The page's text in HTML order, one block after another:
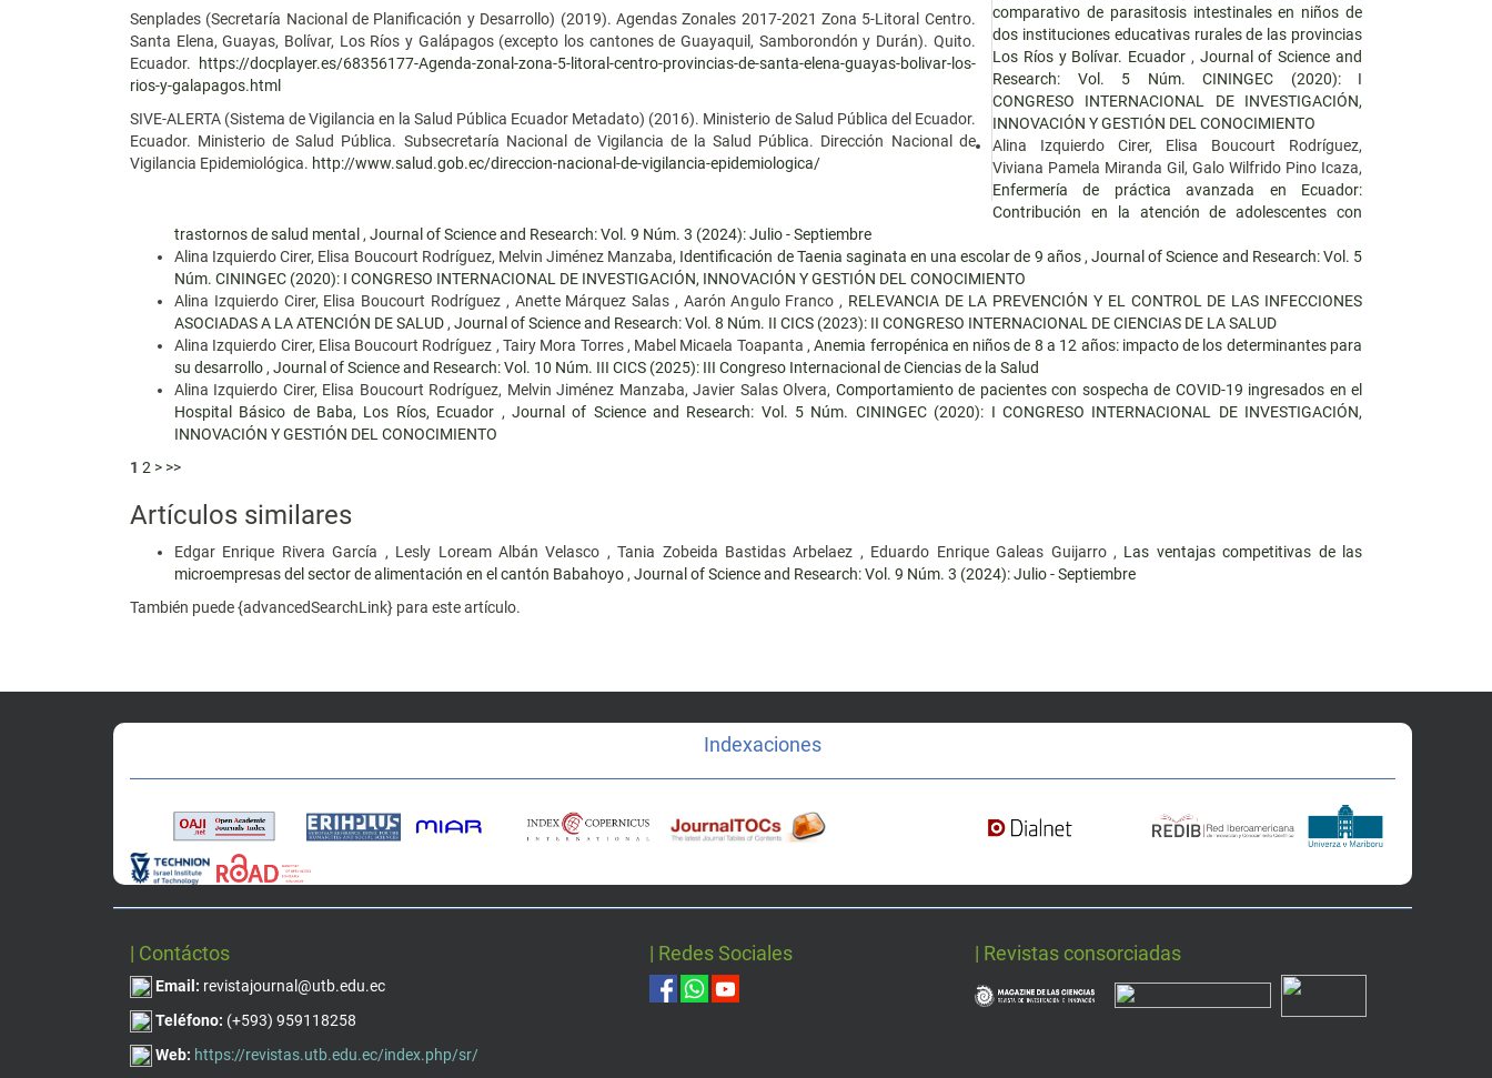
Senplades (Secretaría Nacional de Planificación y Desarrollo) (2019). Agendas Zonales 2017-2021 Zona 5-Litoral Centro.
Santa Elena, Guayas, Bolívar, Los Ríos y Galápagos (excepto los cantones de Guayaquil, Samborondón y Durán). Quito.
Ecuador.
https://docplayer.es/68356177-Agenda-zonal-zona-5-litoral-centro-provincias-de-santa-elena-guayas-bolivar-los-
rios-y-galapagos.html
SIVE-ALERTA (Sistema de Vigilancia en la Salud Pública Ecuador Metadato) (2016). Ministerio de Salud Pública del Ecuador.
Ecuador. Ministerio de Salud Pública. Subsecretaría Nacional de Vigilancia de la Salud Pública. Dirección Nacional de
Vigilancia Epidemiológica. http://www.salud.gob.ec/direccion-nacional-de-vigilancia-epidemiologica/
comparativo de parasitosis intestinales en niños de
dos instituciones educativas rurales de las provincias
Los Ríos y Bolívar. Ecuador , Journal of Science and
Research: Vol. 5 Núm. CININGEC (2020): I
CONGRESO INTERNACIONAL DE INVESTIGACIÓN,
INNOVACIÓN Y GESTIÓN DEL CONOCIMIENTO
Alina Izquierdo Cirer, Elisa Boucourt Rodríguez,
Viviana Pamela Miranda Gil, Galo Wilfrido Pino Icaza,
Enfermería de práctica avanzada en Ecuador:
Contribución en la atención de adolescentes con
trastornos de salud mental , Journal of Science and Research: Vol. 9 Núm. 3 (2024): Julio - Septiembre
Alina Izquierdo Cirer, Elisa Boucourt Rodríguez, Melvin Jiménez Manzaba, Identificación de Taenia saginata en una escolar de 9 años ,Journal of Science and Research: Vol. 5
Núm. CININGEC (2020): I CONGRESO INTERNACIONAL DE INVESTIGACIÓN, INNOVACIÓN Y GESTIÓN DEL CONOCIMIENTO
Alina Izquierdo Cirer, Elisa Boucourt Rodríguez , Anette Márquez Salas , Aarón Angulo Franco , RELEVANCIA DE LA PREVENCIÓN Y EL CONTROL DE LAS INFECCIONES
ASOCIADAS A LA ATENCIÓN DE SALUD , Journal of Science and Research: Vol. 8 Núm. II CICS (2023): II CONGRESO INTERNACIONAL DE CIENCIAS DE LA SALUD
Alina Izquierdo Cirer, Elisa Boucourt Rodríguez , Tairy Mora Torres , Mabel Micaela Toapanta ,Anemia ferropénica en niños de 8 a 12 años: impacto de los determinantes para
su desarrollo , Journal of Science and Research: Vol. 10 Núm. III CICS (2025): III Congreso Internacional de Ciencias de la Salud
Alina Izquierdo Cirer, Elisa Boucourt Rodríguez, Melvin Jiménez Manzaba, Javier Salas Olvera, Comportamiento de pacientes con sospecha de COVID-19 ingresados en el
Hospital Básico de Baba, Los Ríos, Ecuador , Journal of Science and Research: Vol. 5 Núm. CININGEC (2020): I CONGRESO INTERNACIONAL DE INVESTIGACIÓN,
INNOVACIÓN Y GESTIÓN DEL CONOCIMIENTO
1 2 > >>
Artículos similares
Edgar Enrique Rivera García , Lesly Loream Albán Velasco , Tania Zobeida Bastidas Arbelaez , Eduardo Enrique Galeas Guijarro , Las ventajas competitivas de las
microempresas del sector de alimentación en el cantón Babahoyo , Journal of Science and Research: Vol. 9 Núm. 3 (2024): Julio - Septiembre
También puede {advancedSearchLink} para este artículo.
Indexaciones
| Contáctos
Email: revistajournal@utb.edu.ec
Teléfono: (+593) 959118258
Web: https://revistas.utb.edu.ec/index.php/sr/
| Redes Sociales | Revistas consorciadas